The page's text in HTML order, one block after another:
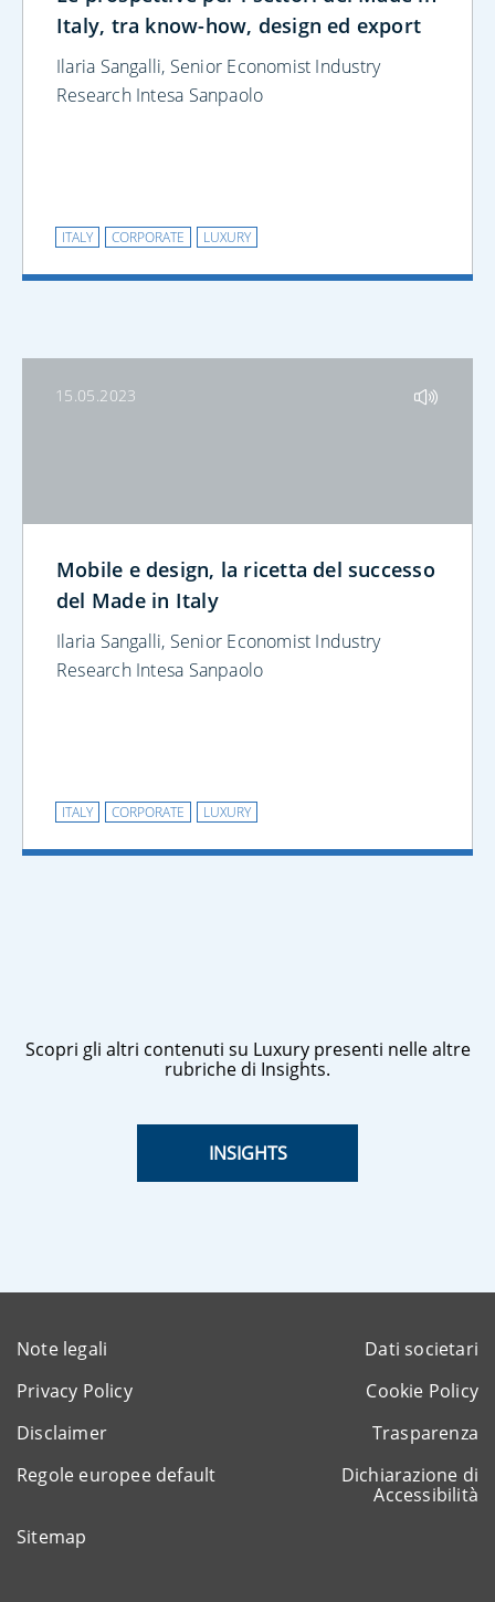
Italy, tra know-how, design ed export
Ilaria Sangalli, Senior Economist Industry
Research Intesa Sanpaolo
ITALY CORPORATE LUXURY
15.05.2023
Mobile e design, la ricetta del successo
del Made in Italy
Ilaria Sangalli, Senior Economist Industry
Research Intesa Sanpaolo
ITALY CORPORATE LUXURY
Scopri gli altri contenuti su Luxury presenti nelle altre
rubriche di Insights.
INSIGHTS
Note legali
Dati societari
Privacy Policy
Cookie Policy
Disclaimer
Trasparenza
Regole europee default
Dichiarazione di
Accessibilità
Sitemap